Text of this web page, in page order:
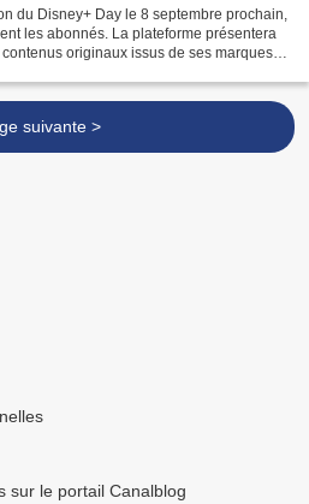
du Disney+ Day le 8 septembre prochain,
les abonnés. La plateforme présentera
originaux issus de ses marques,
suivante >
sur le portail Canalblog